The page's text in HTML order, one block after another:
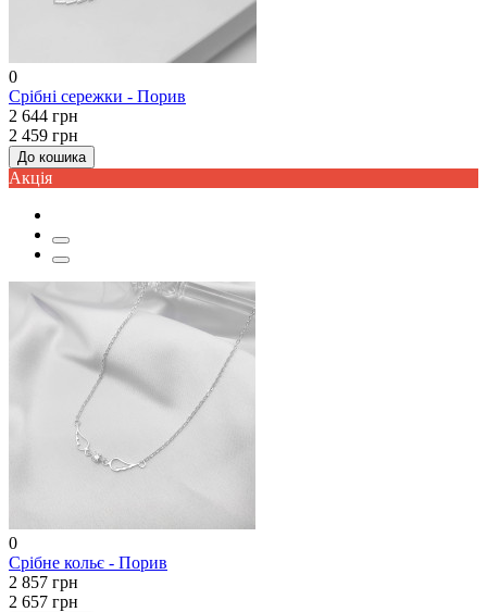
0
Срібні сережки - Порив
2 644 грн
2 459 грн
До кошика
Акцiя
0
Срібне кольє - Порив
2 857 грн
2 657 грн